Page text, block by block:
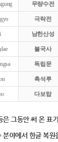
무량수전
극락전
남한산성
불국사
독립문
촉석루
다보탑
은 그동안 써 온 표
분야에서 한글 복원